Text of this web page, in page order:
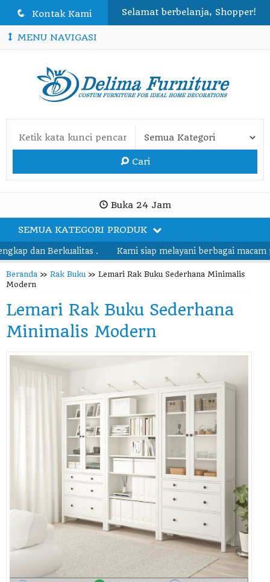
q Kontak Kami Selamat berbelanja, Shopper!
MENU NAVIGASI
Cari
Buka 24 Jam
SEMUA KATEGORI PRODUK
dan Berkualitas . Kami siap melayani berbagai macam
Beranda » Rak Buku » Lemari Rak Buku Sederhana Minimalis
Modern
Lemari Rak Buku Sederhana
Minimalis Modern